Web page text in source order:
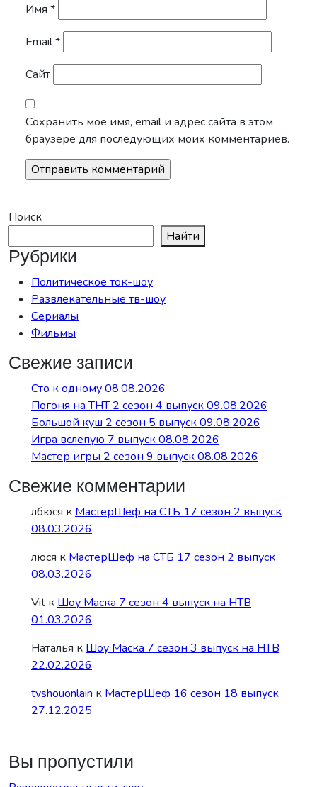
Имя *
Email*
Сайт
Сохранить моё имя, email и адрес сайта в этом
браузере для последующих моих комментариев.
Поиск
Найти
Рубрики
Политическое ток-шоу
Развлекательные тв-шоу
Сериалы
Фильмы
Свежие записи
Сто к одному 08.08.2026
Погоня на ТНТ 2 сезон 4 выпуск 09.08.2026
Большой куш 2 сезон 5 выпуск 09.08.2026
Игра вслепую 7 выпуск 08.08.2026
Мастер игры 2 сезон 9 выпуск 08.08.2026
Свежие комментарии
лбюся к МастерШеф на СТБ 17 сезон 2 выпуск
08.03.2026
люся к МастерШеф на СТБ 17 сезон 2 выпуск
08.03.2026
Vit к Шоу Маска 7 сезон 4 выпуск на НТВ
01.03.2026
Наталья к Шоу Маска 7 сезон 3 выпуск на НТВ
22.02.2026
tvshouonlain к МастерШеф 16 сезон 18 выпуск
27.12.2025
Вы пропустили